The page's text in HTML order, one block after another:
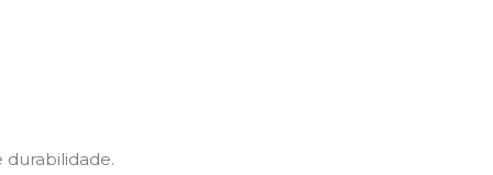
durabilidade.